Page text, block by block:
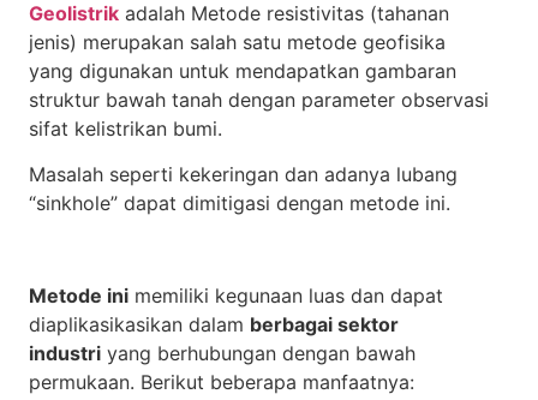
Geolistrik adalah Metode resistivitas (tahanan
jenis) merupakan salah satu metode geofisika
yang digunakan untuk mendapatkan gambaran
struktur bawah tanah dengan parameter observasi
sifat kelistrikan bumi.
Masalah seperti kekeringan dan adanya lubang
“sinkhole” dapat dimitigasi dengan metode ini.
Metode ini memiliki kegunaan luas dan dapat
diaplikasikasikan dalam berbagai sektor
industri yang berhubungan dengan bawah
permukaan. Berikut beberapa manfaatnya: